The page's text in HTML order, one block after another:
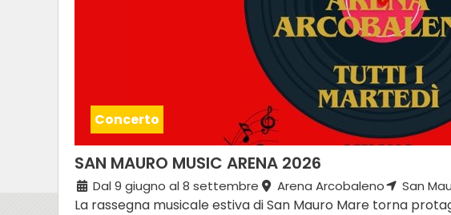
Concerto
SAN MAURO MUSIC ARENA 2026
Dal 9 giugno al 8 settembre Arena Arcobaleno San
La rassegna musicale estiva di San Mauro Mare torna